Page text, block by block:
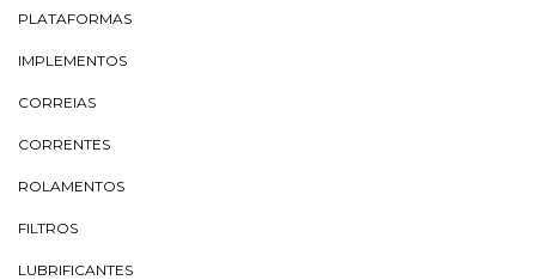
PLATAFORMAS
IMPLEMENTOS
CORREIAS
CORRENTES
ROLAMENTOS
FILTROS
LUBRIFICANTES